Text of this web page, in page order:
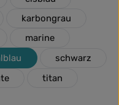
karbongrau
marine
schwarz
titan